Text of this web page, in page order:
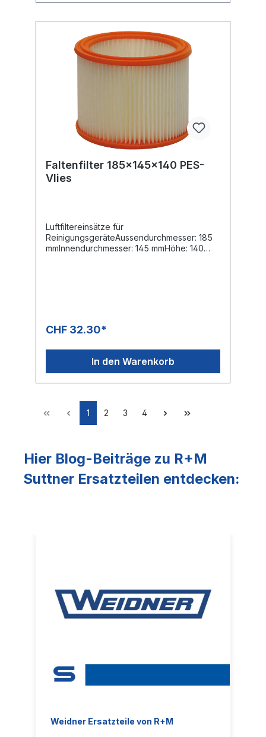
Faltenfilter 185x145x140 PES-
Vlies
Luftfiltereinsätze für
ReinigungsgeräteAussendurchmesser: 185
mmInnendurchmesser: 145 mmHöhe: 140
CHF 32.30*
In den Warenkorb
1 2 3 4
Hier Blog-Beiträge zu R+M
Suttner Ersatzteilen entdecken:
Weidner Ersatzteile von R+M